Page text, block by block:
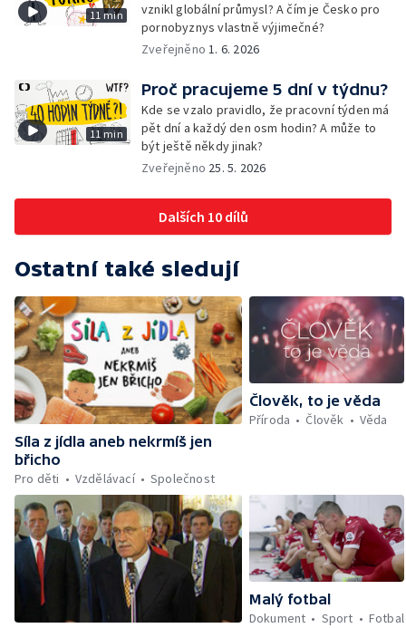
11 min
vznikl globální průmysl? A čím je Česko pro
pornobyznys vlastně výjimečné?
Zveřejněno1. 6. 2026
11 min
Proč pracujeme 5 dní v týdnu?
Kde se vzalo pravidlo, že pracovní týden má
pět dní a každý den osm hodin? A může to
být ještě někdy jinak?
Zveřejněno 25. 5. 2026
Dalších 10 dílů
Ostatní také sledují
Síla z jídla aneb nekrmíš jen
břicho
Pro děti
Vzdělávací Společnost
Člověk, to je věda
Příroda
Člověk Věda
Malý fotbal
Dokument
Sport Fotbal